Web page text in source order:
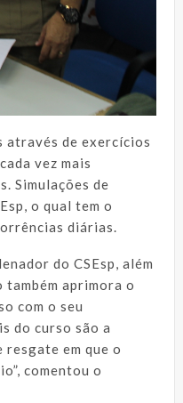
através de exercícios
vez mais
Simulações de
o qual tem o
diárias.
do CSEsp, além
aprimora o
com o seu
do curso são a
em que o
comentou o